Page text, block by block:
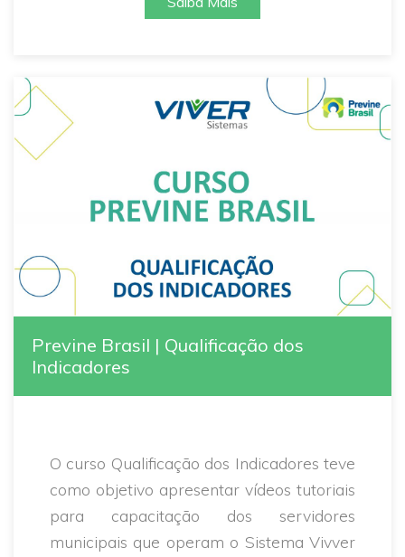
Previne Brasil | Qualificação dos
Indicadores
O curso Qualificação dos Indicadores teve
como objetivo apresentar vídeos tutoriais
para capacitação dos servidores
municipais que operam o Sistema Vivver